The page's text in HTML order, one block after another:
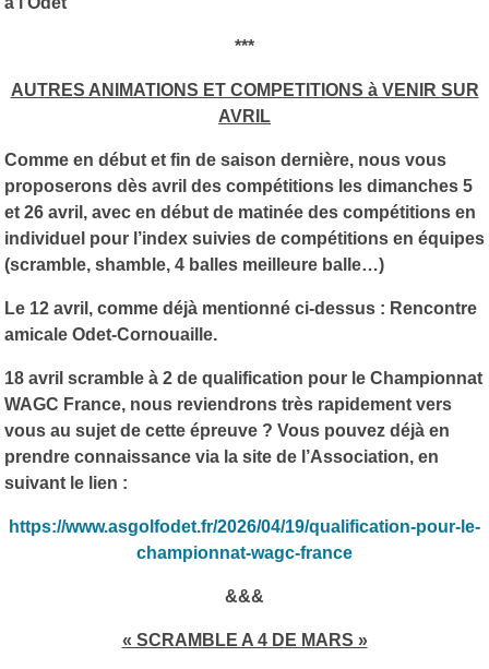
***
AUTRES ANIMATIONS ET COMPETITIONS à VENIR SUR
AVRIL
Comme en début et fin de saison dernière, nous vous
proposerons dès avril des compétitions les dimanches 5
et 26 avril, avec en début de matinée des compétitions en
individuel pour l’index suivies de compétitions en équipes
(scramble, shamble, 4 balles meilleure balle…)
Le 12 avril, comme déjà mentionné ci-dessus : Rencontre
amicale Odet-Cornouaille.
18 avril scramble à 2 de qualification pour le Championnat
WAGC France, nous reviendrons très rapidement vers
vous au sujet de cette épreuve ? Vous pouvez déjà en
prendre connaissance via la site de l’Association, en
suivant le lien :
https://www.asgolfodet.fr/2026/04/19/qualification-pour-le-
championnat-wagc-france
&&&
« SCRAMBLE A 4 DE MARS »